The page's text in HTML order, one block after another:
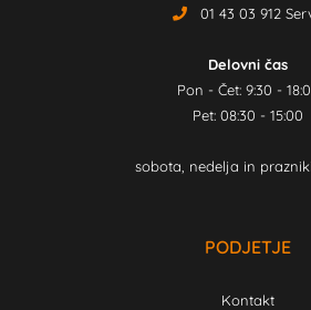
01 43 03 912
Delovni čas
Pon - Čet: 9:30 -
Pet: 08:30 - 15:00
sobota, nedelja in
PODJETJE
Kontakt